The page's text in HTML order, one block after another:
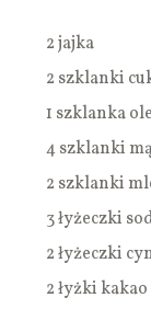
2 jajka
2 szklanki
1 szklanka
4 szklanki
2 szklanki
3 łyżeczki
2 łyżeczki
2 łyżki kakao